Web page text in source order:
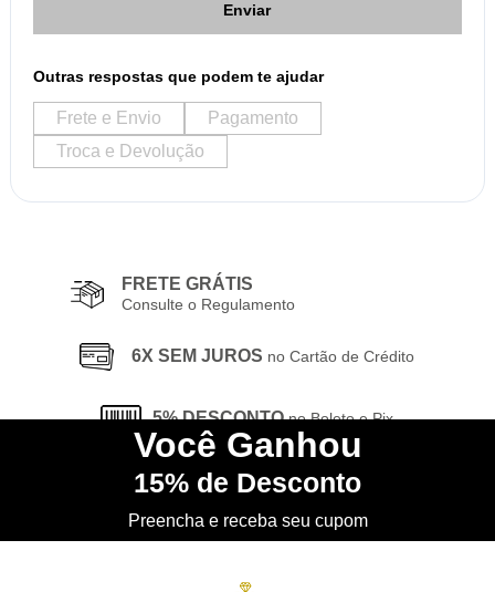
Enviar
Outras respostas que podem te ajudar
Frete e Envio
Pagamento
Troca e Devolução
FRETE GRÁTIS
Consulte o Regulamento
6X SEM JUROS no Cartão de Crédito
5% DESCONTO no Boleto e Pix
CONHEÇA nossa Loja Física
Você Ganhou
15% de Desconto
Preencha e receba seu cupom